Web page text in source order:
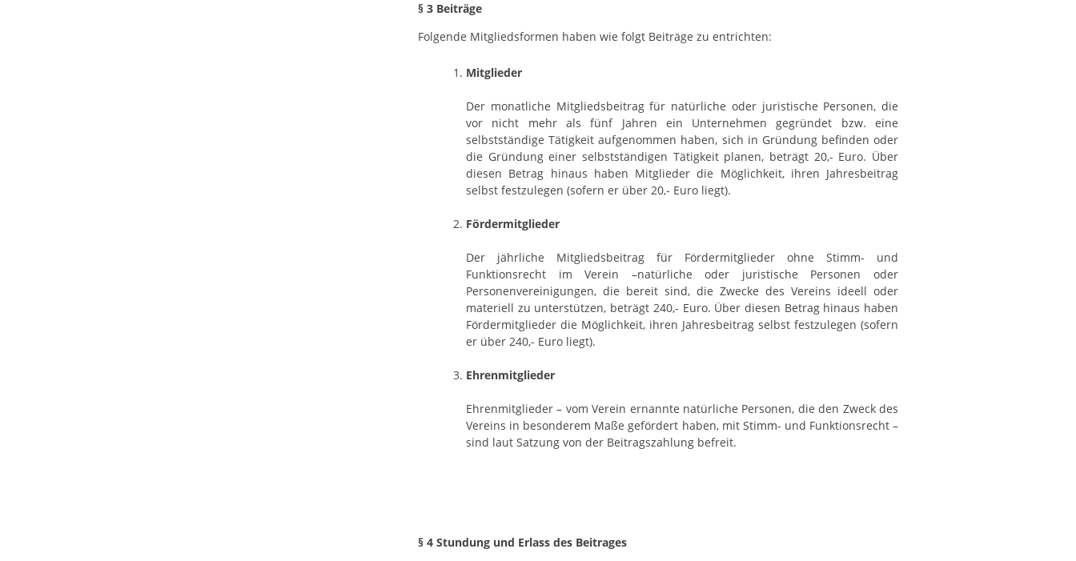
§ 3 Beiträge
Folgende Mitgliedsformen haben wie folgt Beiträge zu entrichten:
Mitglieder
Der monatliche Mitgliedsbeitrag für natürliche oder juristische Personen, die
vor nicht mehr als fünf Jahren ein Unternehmen gegründet bzw. eine
selbstständige Tätigkeit aufgenommen haben, sich in Gründung befinden oder
die Gründung einer selbstständigen Tätigkeit planen, beträgt 20,- Euro. Über
diesen Betrag hinaus haben Mitglieder die Möglichkeit, ihren Jahresbeitrag
selbst festzulegen (sofern er über 20,- Euro liegt).
Fördermitglieder
Der jährliche Mitgliedsbeitrag für Fördermitglieder ohne Stimm- und
Funktionsrecht im Verein –natürliche oder juristische Personen oder
Personenvereinigungen, die bereit sind, die Zwecke des Vereins ideell oder
materiell zu unterstützen, beträgt 240,- Euro. Über diesen Betrag hinaus haben
Fördermitglieder die Möglichkeit, ihren Jahresbeitrag selbst festzulegen (sofern
er über 240,- Euro liegt).
Ehrenmitglieder
Ehrenmitglieder – vom Verein ernannte natürliche Personen, die den Zweck des
Vereins in besonderem Maße gefördert haben, mit Stimm- und Funktionsrecht –
sind laut Satzung von der Beitragszahlung befreit.
§ 4 Stundung und Erlass des Beitrages